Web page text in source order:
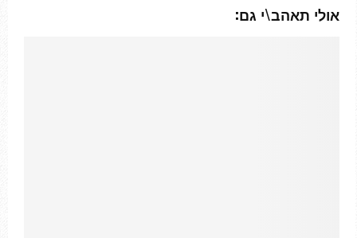
אולי תאהב\י גם: